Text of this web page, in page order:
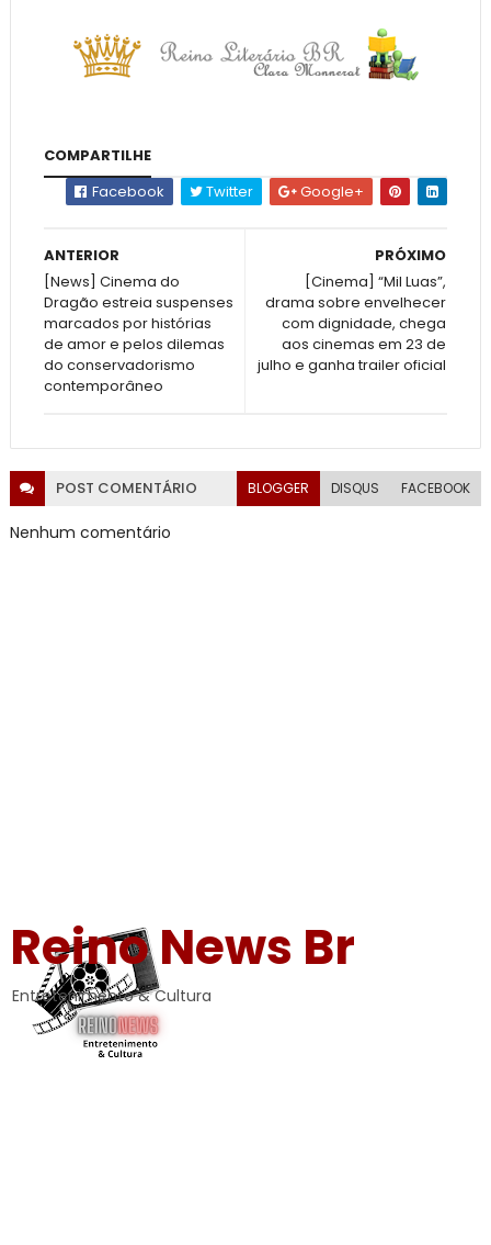
COMPARTILHE
Facebook
Twitter Google+
PRÓXIMO
[Cinema] “Mil Luas”,
drama sobre envelhecer
com dignidade, chega
aos cinemas em 23 de
julho e ganha trailer oficial
ANTERIOR
[News] Cinema do
Dragão estreia suspenses
marcados por histórias
de amor e pelos dilemas
do conservadorismo
contemporâneo
POST COMENTÁRIO BLOGGER DISQUS FACEBOOK
Nenhum comentário
Reino News Br
Entretenimento & Cultura